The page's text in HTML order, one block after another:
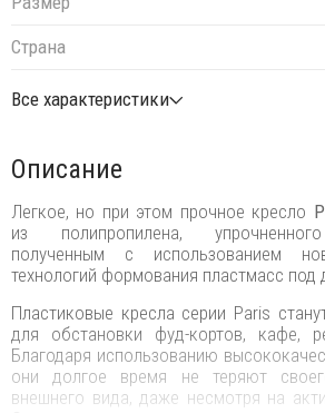
Страна
Все характеристики
Описание
Легкое, но при этом прочное кресло
из полипропилена,
полученным с использованием
технологий формования пластмасс под
Пластиковые кресла серии Paris
для обстановки фуд-кортов, кафе,
Благодаря использованию
они долгое время не теряют
внешнего вида, даже несмотря на